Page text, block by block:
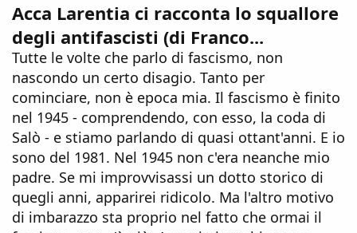
Acca Larentia ci racconta lo squallore
degli antifascisti (di Franco...
Tutte le volte che parlo di fascismo, non
nascondo un certo disagio. Tanto per
cominciare, non è epoca mia. Il fascismo è finito
nel 1945 - comprendendo, con esso, la coda di
Salò - e stiamo parlando di quasi ottant'anni. E io
sono del 1981. Nel 1945 non c'era neanche mio
padre. Se mi improvvisassi un dotto storico di
quegli anni, apparirei ridicolo. Ma l'altro motivo
di imbarazzo sta proprio nel fatto che ormai il